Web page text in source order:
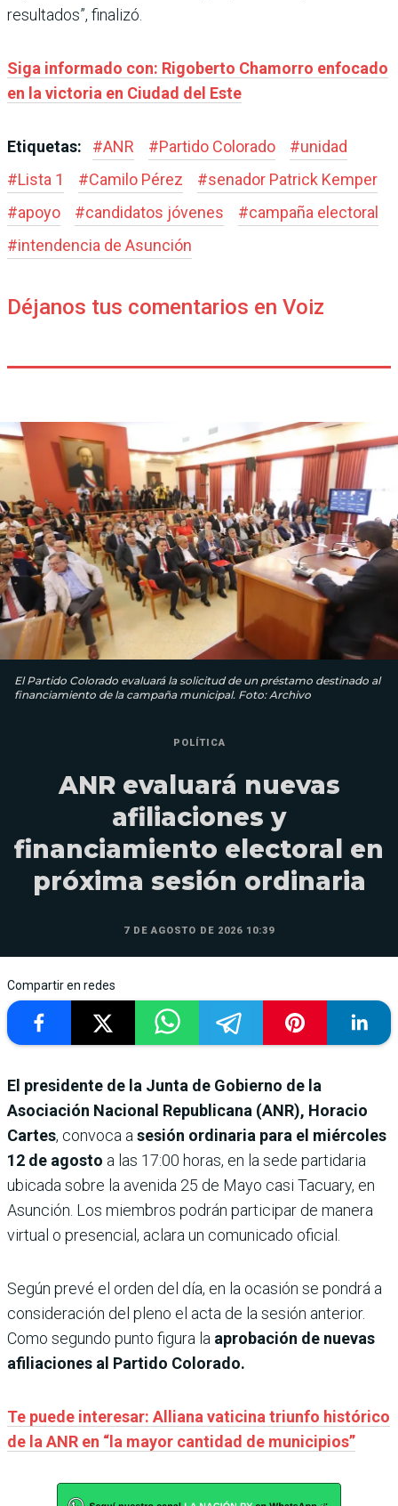
resultados”, finalizó.
Siga informado con: Rigoberto Chamorro enfocado
en la victoria en Ciudad del Este
Etiquetas: #ANR #Partido Colorado #unidad
#Lista 1 #Camilo Pérez #senador Patrick Kemper
#apoyo #candidatos jóvenes #campaña electoral
#intendencia de Asunción
Déjanos tus comentarios en Voiz
El Partido Colorado evaluará la solicitud de un préstamo destinado al
financiamiento de la campaña municipal. Foto: Archivo
POLÍTICA
ANR evaluará nuevas
afiliaciones y
financiamiento electoral en
próxima sesión ordinaria
7 DE AGOSTO DE 2026 10:39
Compartir en redes
El presidente de la Junta de Gobierno de la
Asociación Nacional Republicana (ANR), Horacio
Cartes, convoca a sesión ordinaria para el miércoles
12 de agosto a las 17:00 horas, en la sede partidaria
ubicada sobre la avenida 25 de Mayo casi Tacuary, en
Asunción. Los miembros podrán participar de manera
virtual o presencial, aclara un comunicado oficial.
Según prevé el orden del día, en la ocasión se pondrá a
consideración del pleno el acta de la sesión anterior.
Como segundo punto figura la aprobación de nuevas
afiliaciones al Partido Colorado.
Te puede interesar: Alliana vaticina triunfo histórico
de la ANR en “la mayor cantidad de municipios”